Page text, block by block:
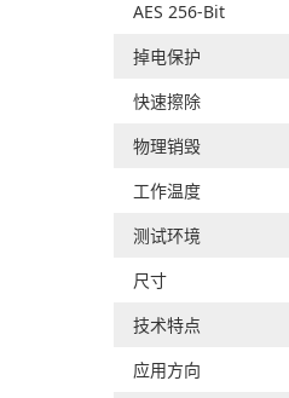
AES 256-Bit
掉电保护
快速擦除
物理销毁
工作温度
测试环境
尺寸
技术特点
应用方向